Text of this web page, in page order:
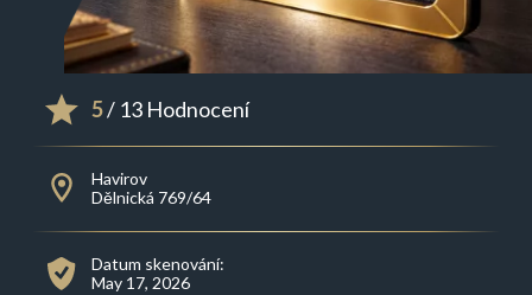
5/ 13 Hodnocení
Havirov
Dělnická 769/64
Datum skenování:
May 17, 2026